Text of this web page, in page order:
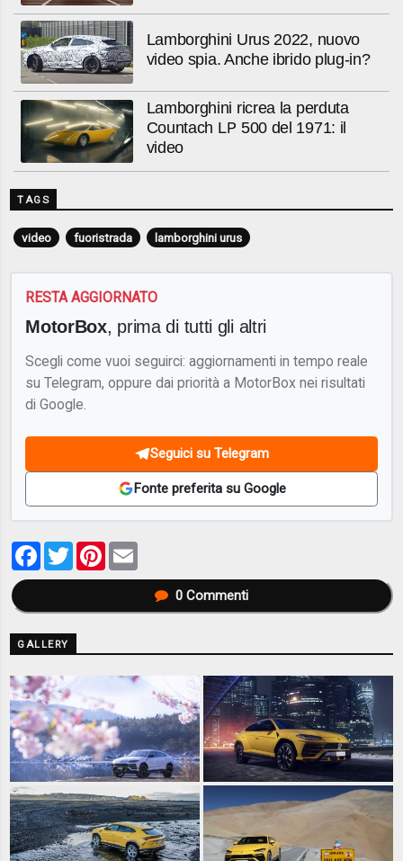
Lamborghini Urus 2022, nuovo
video spia. Anche ibrido plug-in?
Lamborghini ricrea la perduta
Countach LP 500 del 1971: il
video
TAGS
video fuoristrada lamborghini urus
RESTA AGGIORNATO
MotorBox, prima di tutti gli altri
Scegli come vuoi seguirci: aggiornamenti in tempo reale
su Telegram, oppure dai priorità a MotorBox nei risultati
di Google.
Seguici su Telegram
Fonte preferita su Google
Facebook
TwitterPinterest
0Commenti
GALLERY